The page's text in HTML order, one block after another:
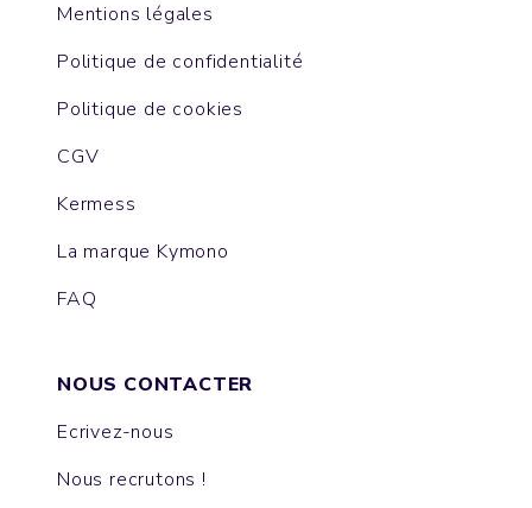
Mentions légales
Politique de confidentialité
Politique de cookies
CGV
Kermess
La marque Kymono
FAQ
NOUS CONTACTER
Ecrivez-nous
Nous recrutons !